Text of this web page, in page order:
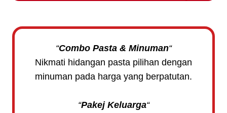
“Combo Pasta & Minuman“
Nikmati hidangan pasta pilihan dengan
minuman pada harga yang berpatutan.
“Pakej Keluarga“